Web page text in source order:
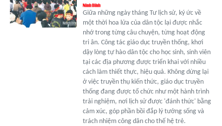
Giữa những ngày tháng Tư lịch sử, ký ức về
một thời hoa lửa của dân tộc lại được nhắc
nhớ trong từng câu chuyện, từng hoạt động
tri ân. Công tác giáo dục truyền thống, khơi
dậy lòng tự hào dân tộc cho học sinh, sinh viên
tại các địa phương được triển khai với nhiều
cách làm thiết thực, hiệu quả. Không dừng lại
ở việc truyền thụ kiến thức, giáo dục truyền
thống đang được tổ chức như một hành trình
trải nghiệm, nơi lịch sử được 'đánh thức' bằng
cảm xúc, góp phần bồi đắp lý tưởng sống và
trách nhiệm công dân cho thế hệ trẻ.